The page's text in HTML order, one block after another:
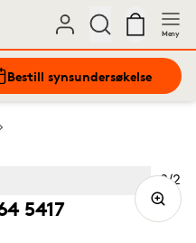
Meny
Bestill synsundersøkelse
5417
Bilde
2/2
(Current image)